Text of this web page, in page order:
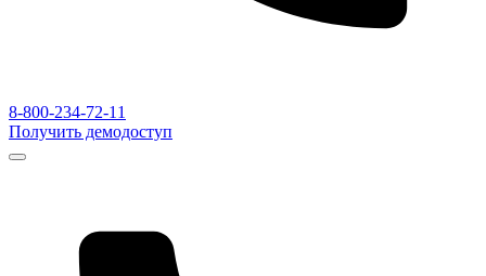
8-800-234-72-11
Получить демодоступ